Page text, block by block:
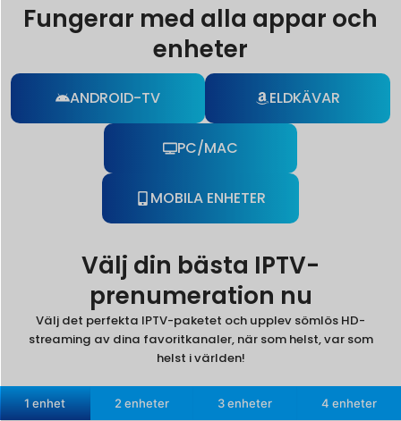
Fungerar med alla appar och
enheter
ANDROID-TV ELDKÄVAR
PC/MAC
MOBILA ENHETER
Välj din bästa IPTV-
prenumeration nu
Välj det perfekta IPTV-paketet och upplev sömlös HD-
streaming av dina favoritkanaler, när som helst, var som
helst i världen!
1 enhet 2 enheter 3 enheter 4 enheter